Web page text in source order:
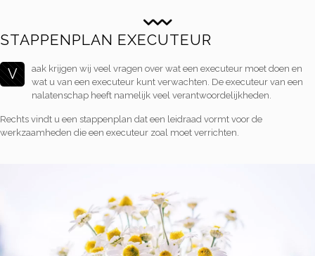
STAPPENPLAN EXECUTEUR
V
aak krijgen wij veel vragen over wat een executeur moet doen en
wat u van een executeur kunt verwachten. De executeur van een
nalatenschap heeft namelijk veel verantwoordelijkheden.
Rechts vindt u een stappenplan dat een leidraad vormt voor de
werkzaamheden die een executeur zoal moet verrichten.